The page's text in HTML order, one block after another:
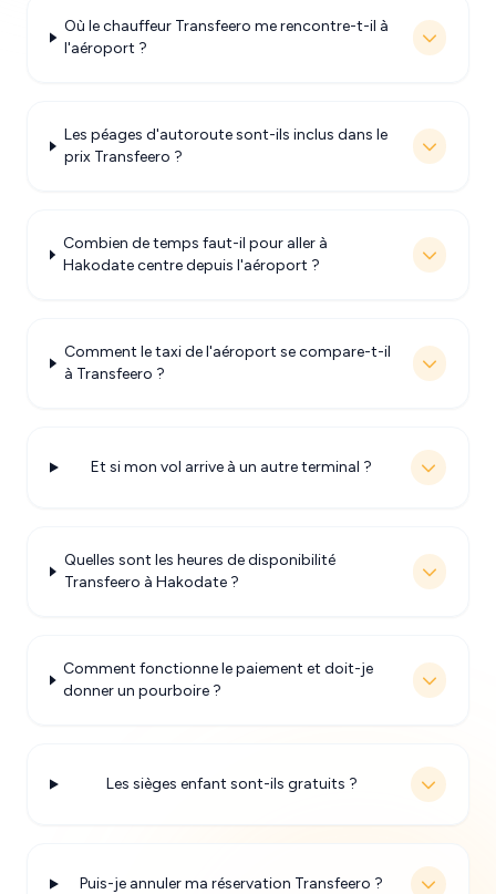
Où le chauffeur Transfeero me rencontre-t-il à
l'aéroport ?
Les péages d'autoroute sont-ils inclus dans le
prix Transfeero ?
Combien de temps faut-il pour aller à
Hakodate centre depuis l'aéroport ?
Comment le taxi de l'aéroport se compare-t-il
à Transfeero ?
Et si mon vol arrive à un autre terminal ?
Quelles sont les heures de disponibilité
Transfeero à Hakodate ?
Comment fonctionne le paiement et doit-je
donner un pourboire ?
Les sièges enfant sont-ils gratuits ?
Puis-je annuler ma réservation Transfeero ?